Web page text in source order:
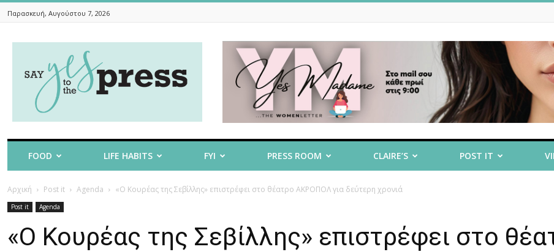
Παρασκευή, Αυγούστου 7, 2026
To
The
FOOD LIFE HABITS FYI PRESS ROOM CLAIRE’S POST IT
Αρχική Post it Agenda «Ο Κουρέας της Σεβίλλης» επιστρέφει στο θέατρο ΑΚΡΟΠΟΛ για δεύτερη χρονιά
Post it Agenda
«Ο Κουρέας της Σεβίλλης» επιστρέφει στο